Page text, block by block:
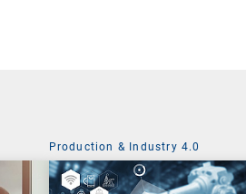
Production & Industry 4.0